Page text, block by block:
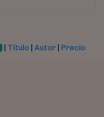
| Título |Autor |Precio